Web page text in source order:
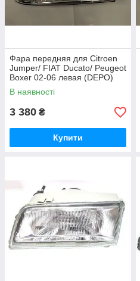
Фара передняя для Citroen
Jumper/ FIAT Ducato/ Peugeot
Boxer 02-06 левая (DEPO)
под электрокорректор
В наявності
3 380 ₴
Купити